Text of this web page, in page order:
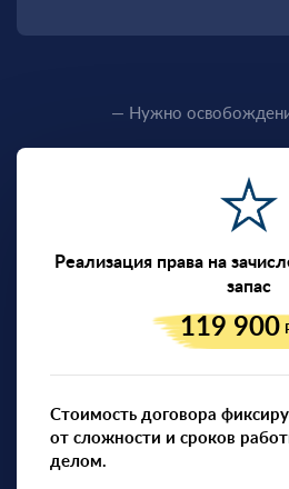
— Нужно
Реализация права на
запас
119 900
Стоимость договора
от сложности и сроков
делом.